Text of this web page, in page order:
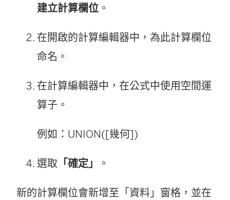
建立計算欄位 。
在開啟的計算編輯器中，為此計算欄位
命名。
在計算編輯器中，在公式中使用空間運
算子。
例如：UNION([幾何])
選取 「確定」 。
新的計算欄位會新增至「資料」窗格，並在